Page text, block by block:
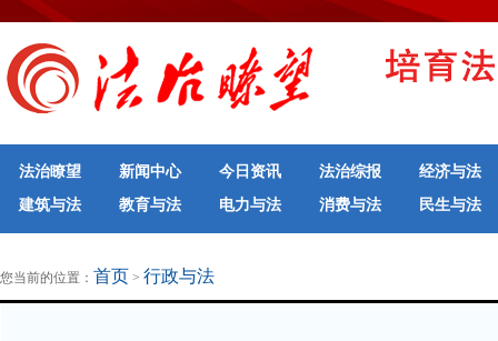
法治瞭望 新闻中心 今日资讯 法治综报
经济与法
建筑与法
教育与法 电力与法 消费与法
民生与法
地方法治联播
律师律所
您当前的位置： 首页 > 行政与法